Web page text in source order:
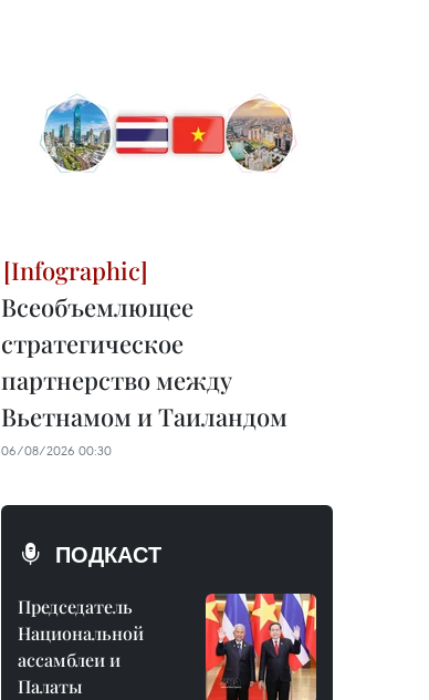
Всеобъемлющее
стратегическое
партнерство между
Вьетнамом и Таиландом
06/08/2026 00:30
ПОДКАСТ
Председатель
Национальной
ассамблеи и
Палаты